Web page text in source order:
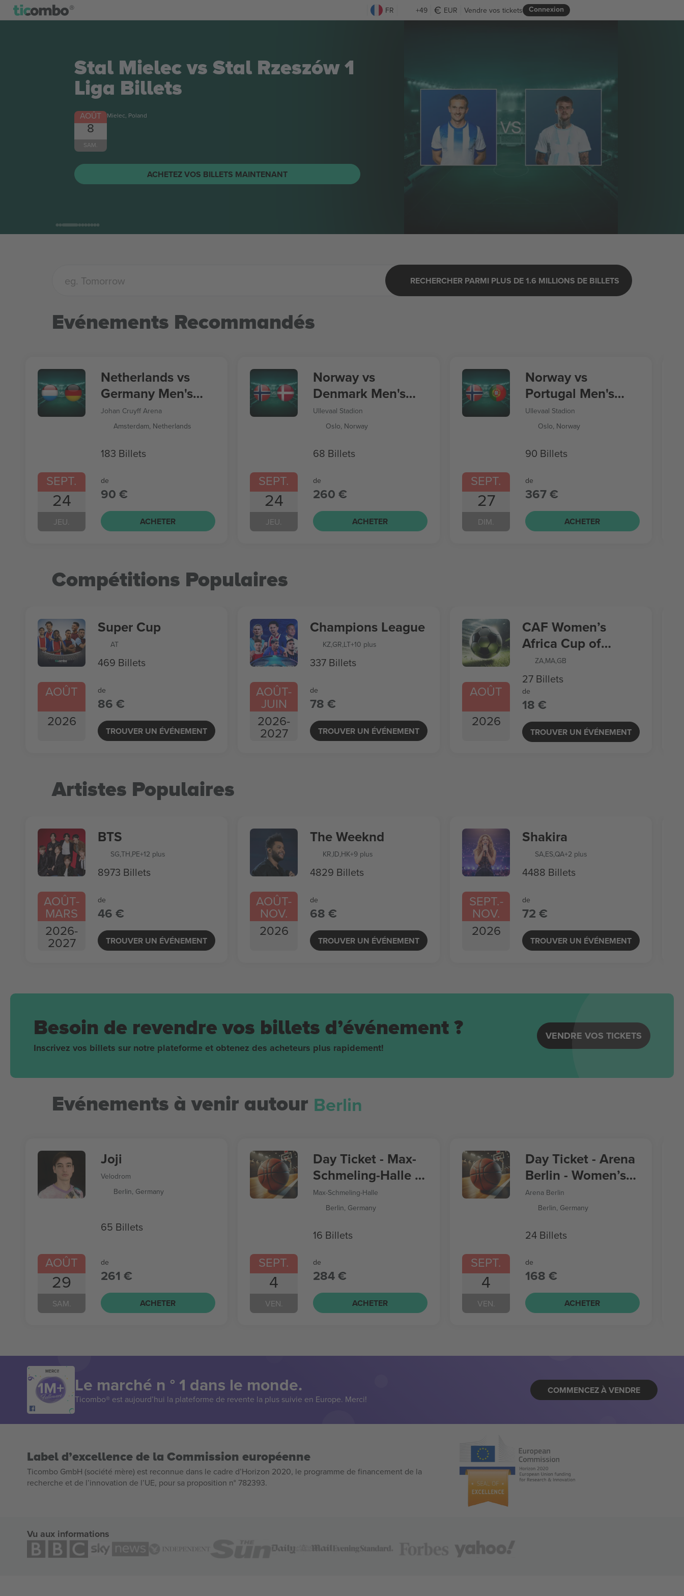
FR +49 EUR Connexion
Vendre vos tickets
Korona Kielce vs Legia
Warszawa FC Ekstraklasa
Billets
AOÛT
8
ACHETEZ VOS BILLETS MAINTENANT
RECHERCHER PARMI PLUS DE 1.6 MILLIONS DE BILLETS
Evénements Recommandés
SEPT.
24
JEU.
Netherlands vs
Germany Men's
Nations League
Johan Cruyff Arena
Amsterdam, Netherlands
183 Billets
de
90 €
ACHETER
SEPT.
24
JEU.
Norway vs
Denmark Men's
Nations League
Ullevaal Stadion
Oslo, Norway
68 Billets
de
260 €
ACHETER
SEPT.
27
DIM.
Norway vs
Portugal Men's
Nations League
Ullevaal Stadion
Oslo, Norway
90 Billets
de
367 €
ACHETER
Compétitions Populaires
AOÛT
2026
Super Cup
AT
469 Billets
de
86 €
TROUVER UN ÉVÉNEMENT
AOÛT-
JUIN
2026-
2027
Champions League
KZ,GR,LT+10 plus
337 Billets
de
78 €
TROUVER UN ÉVÉNEMENT
AOÛT
2026
CAF Women’s
Africa Cup of
Nations
ZA,MA,GB
27 Billets
de
18 €
TROUVER UN ÉVÉNEMENT
Artistes Populaires
AOÛT-
MARS
2026-
2027
BTS
SG,TH,PE+12 plus
8973 Billets
de
46 €
TROUVER UN ÉVÉNEMENT
AOÛT-
NOV.
2026
The Weeknd
KR,ID,HK+9 plus
4829 Billets
de
68 €
TROUVER UN ÉVÉNEMENT
SEPT.-
NOV.
2026
Shakira
SA,ES,QA+2 plus
4488 Billets
de
72 €
TROUVER UN ÉVÉNEMENT
Besoin de revendre vos billets d’événement ?
Inscrivez vos billets sur notre plateforme et obtenez des acheteurs plus rapidement!
VENDRE VOS TICKETS
Evénements à venir autour Berlin
AOÛT
29
SAM.
Joji
Velodrom
Berlin, Germany
65 Billets
de
261 €
ACHETER
SEPT.
4
VEN.
Day Ticket - Max-
Schmeling-Halle -
Women’s
Basketball World
Max-Schmeling-Halle
Berlin, Germany
16 Billets
de
284 €
ACHETER
SEPT.
4
VEN.
Day Ticket - Arena
Berlin - Women’s
Basketball World
Cup
Arena Berlin
Berlin, Germany
24 Billets
de
168 €
ACHETER
MERCI!
Le marché n ° 1 dans le monde.
Ticombo® est aujourd’hui la plateforme de revente la plus suivie en Europe. Merci!
COMMENCEZ À VENDRE
Label d’excellence de la Commission européenne
Ticombo GmbH (société mère) est reconnue dans le cadre d’Horizon 2020, le programme de financement de la
recherche et de l’innovation de l’UE, pour sa proposition n° 782393.
Vu aux informations